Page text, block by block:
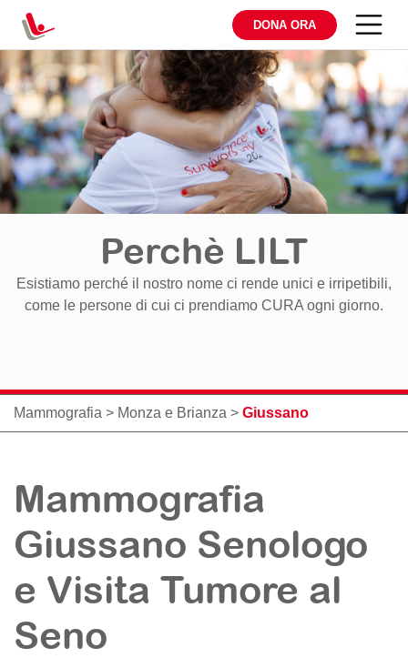
DONA ORA
Perchè LILT
Esistiamo perché il nostro nome ci rende unici e irripetibili,
come le persone di cui ci prendiamo CURA ogni giorno.
Mammografia > Monza e Brianza > Giussano
Mammografia
Giussano Senologo
e Visita Tumore al
Seno